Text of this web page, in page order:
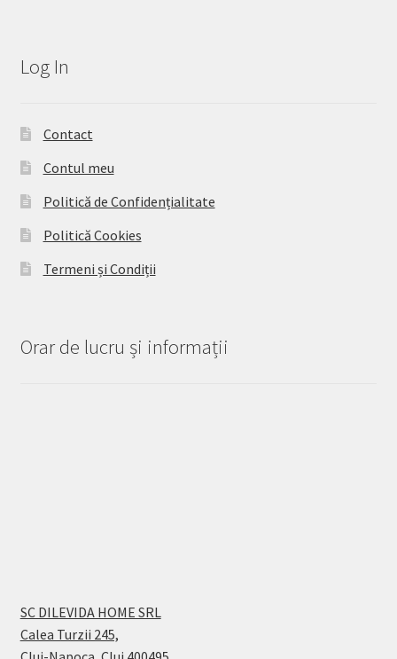
Log In
Contact
Contul meu
Politică de Confidențialitate
Politică Cookies
Termeni și Condiții
Orar de lucru și informații
SC DILEVIDA HOME SRL
Calea Turzii 245,